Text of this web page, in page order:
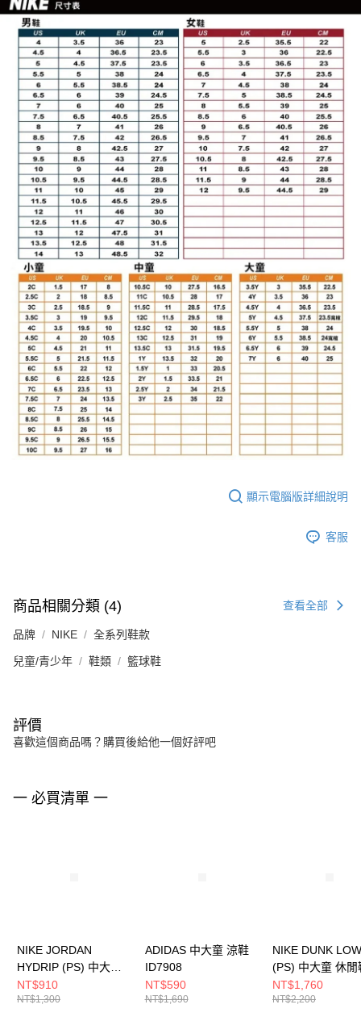
顯示電腦版詳細說明
客服
商品相關分類 (4) 查看全部
品牌 NIKE 全系列鞋款
兒童/青少年 鞋類 籃球鞋
評價
喜歡這個商品嗎？購買後給他一個好評吧
一 必買清單 一
NIKE JORDAN
HYDRIP (PS) 中大童
籃球鞋 HF5982002
NT$910
NT$1,300
ADIDAS 中大童 涼鞋
ID7908
NT$590
NT$1,690
NIKE DUNK LOW
(PS) 中大童 休閒
CW1588100
NT$1,760
NT$2,200